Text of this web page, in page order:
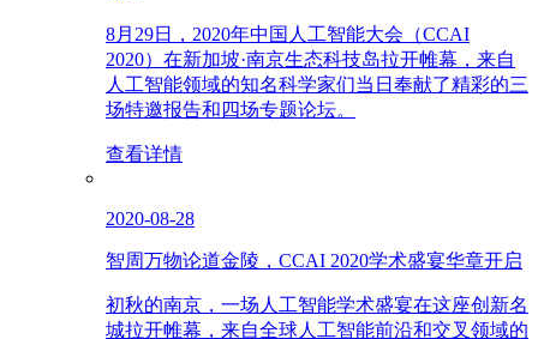
8月29日，2020年中国人工智能大会（CCAI
2020）在新加坡·南京生态科技岛拉开帷幕，来自
人工智能领域的知名科学家们当日奉献了精彩的三
场特邀报告和四场专题论坛。
查看详情
2020-08-28
智周万物论道金陵，CCAI 2020学术盛宴华章开启
初秋的南京，一场人工智能学术盛宴在这座创新名
城拉开帷幕，来自全球人工智能前沿和交叉领域的